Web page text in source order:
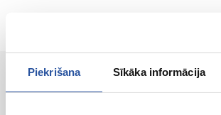
Piekrišana Sīkāka informācija
Toodet ei leitud!